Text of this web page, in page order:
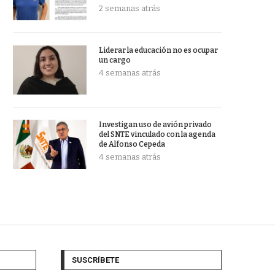
2 semanas atrás
Liderar la educación no es ocupar
un cargo
4 semanas atrás
Investigan uso de avión privado
del SNTE vinculado con la agenda
de Alfonso Cepeda
4 semanas atrás
SUSCRÍBETE